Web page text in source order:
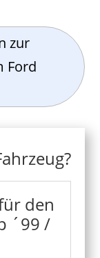
zur
Ford
den
´99 /